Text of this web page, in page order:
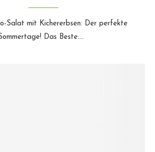
Salat mit Kichererbsen: Der perfekte
Das Beste:…